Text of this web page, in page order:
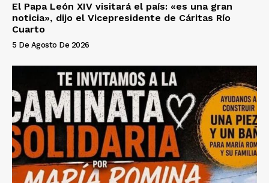
El Papa León XIV visitará el país: «es una gran
noticia», dijo el Vicepresidente de Cáritas Río
Cuarto
5 De Agosto De 2026